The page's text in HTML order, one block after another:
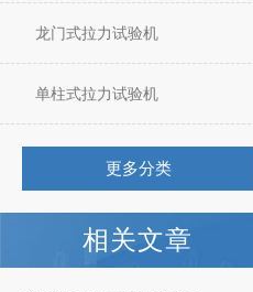
龙门式拉力试验机
单柱式拉力试验机
更多分类
相关文章